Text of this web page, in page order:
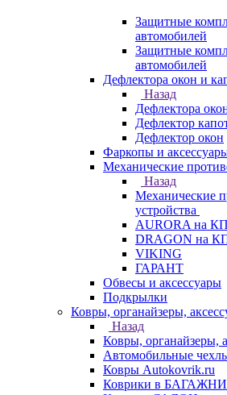
Защитные
автомобилей
Защитные
автомобилей
Дефлектора окон и
Назад
Дефлектора
Дефлектор
Дефлектор окон
Фаркопы и
Механические
Назад
Механические
устройства
AURORA на
DRAGON на
VIKING
ГАРАНТ
Обвесы и аксессуары
Подкрылки
Ковры, органайзеры,
Назад
Ковры, органайзеры,
Автомобильные
Ковры Autokovrik.ru
Коврики в